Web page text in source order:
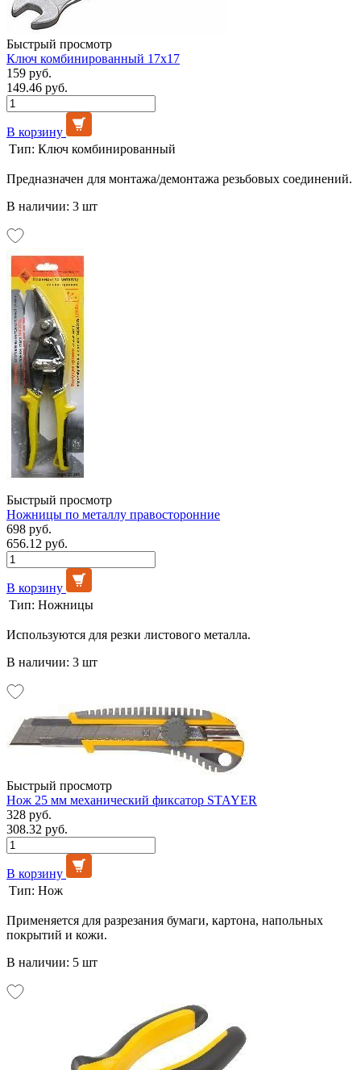
Быстрый просмотр
Ключ комбинированный 17х17
159 руб.
149.46 руб.
В корзину
Тип: Ключ комбинированный
Предназначен для монтажа/демонтажа резьбовых соединений.
В наличии: 3 шт
Быстрый просмотр
Ножницы по металлу правосторонние
698 руб.
656.12 руб.
В корзину
Тип: Ножницы
Используются для резки листового металла.
В наличии: 3 шт
Быстрый просмотр
Нож 25 мм механический фиксатор STAYER
328 руб.
308.32 руб.
В корзину
Тип: Нож
Применяется для разрезания бумаги, картона, напольных
покрытий и кожи.
В наличии: 5 шт